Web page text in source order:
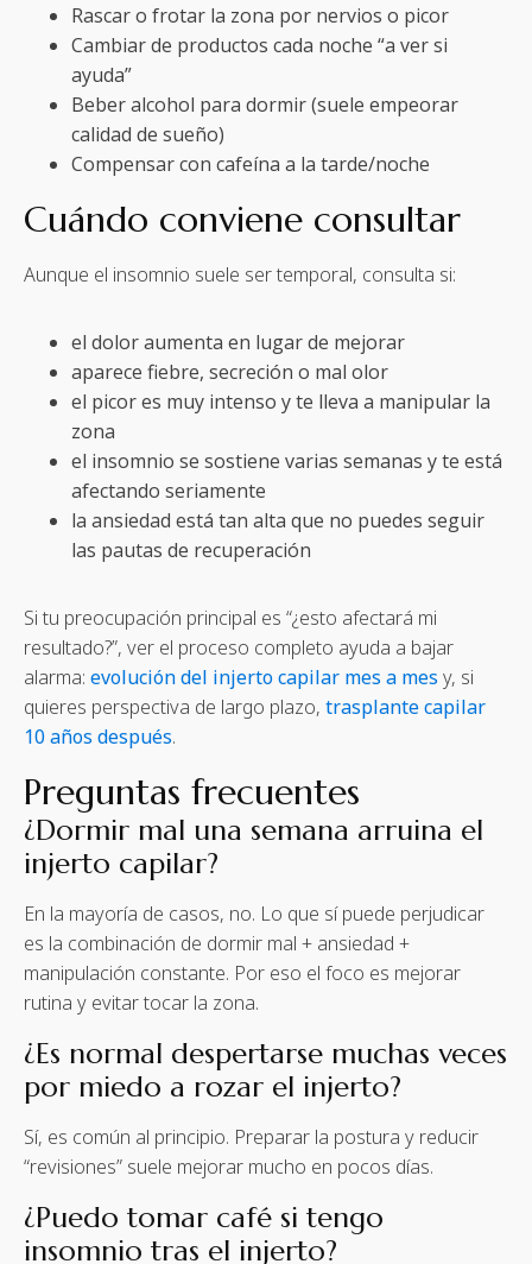
Rascar o frotar la zona por nervios o picor
Cambiar de productos cada noche “a ver si
ayuda”
Beber alcohol para dormir (suele empeorar
calidad de sueño)
Compensar con cafeína a la tarde/noche
Cuándo conviene consultar
Aunque el insomnio suele ser temporal, consulta si:
el dolor aumenta en lugar de mejorar
aparece fiebre, secreción o mal olor
el picor es muy intenso y te lleva a manipular la
zona
el insomnio se sostiene varias semanas y te está
afectando seriamente
la ansiedad está tan alta que no puedes seguir
las pautas de recuperación
Si tu preocupación principal es “¿esto afectará mi
resultado?”, ver el proceso completo ayuda a bajar
alarma: evolución del injerto capilar mes a mes y, si
quieres perspectiva de largo plazo, trasplante capilar
10 años después.
Preguntas frecuentes
¿Dormir mal una semana arruina el
injerto capilar?
En la mayoría de casos, no. Lo que sí puede perjudicar
es la combinación de dormir mal + ansiedad +
manipulación constante. Por eso el foco es mejorar
rutina y evitar tocar la zona.
¿Es normal despertarse muchas veces
por miedo a rozar el injerto?
Sí, es común al principio. Preparar la postura y reducir
“revisiones” suele mejorar mucho en pocos días.
¿Puedo tomar café si tengo
insomnio tras el injerto?